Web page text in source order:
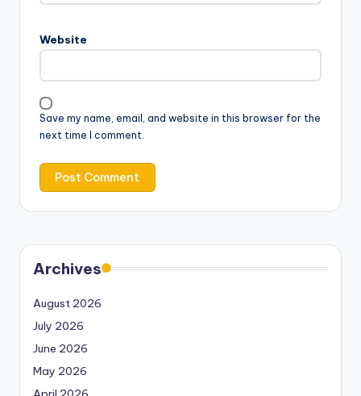
Website
Save my name, email, and website in this browser for the
next time I comment.
Archives
August 2026
July 2026
June 2026
May 2026